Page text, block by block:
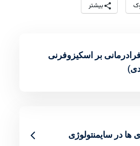
بیشتر
بر اسکیزوفرنی
ها در سایمنتولوژی